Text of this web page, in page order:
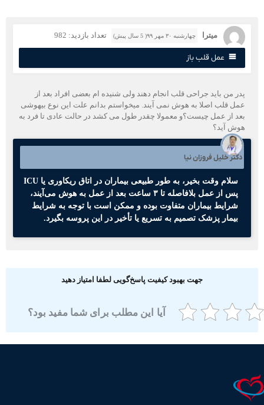
میترا چهارشنبه ۳۰ مهر ۹۹( 5 سال پیش) تعداد بازدید: 982
عمل قلب باز
من باید جراحی قلب انجام دهند ولی شنیده ام بعضی افراد بعد از
قلب اصلا به هوش نمی آیند. میخواستم بدانم علت این نوع بیهوشی
از عمل چیست؟و معمولا چقدر طول می کشد در حالت عادی تا فرد به
آید؟
دکتر خلیل فروزان نیا
سلام وقت بخیر، به طور طبیعی بیماران در اتاق ریکاوری یا ICU
پس از عمل بلافاصله تا ۳ ساعت بعد از عمل به هوش می‌آیند،
شرایط بیماران متفاوت بوده و ممکن است با توجه به شرایط
بیمار پزشک تصمیم به تسریع یا تأخیر در این پروسه بگیرد.
جهت بهبود کیفیت پاسخ‌گویی لطفا امتیاز دهید
آیا این مطلب برای شما مفید بود؟